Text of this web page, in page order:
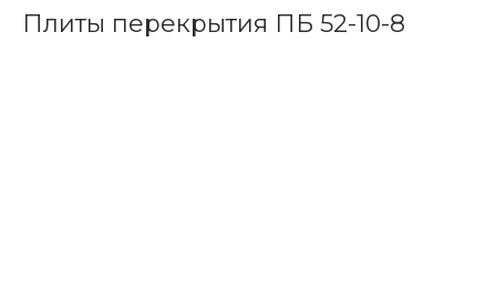
Плиты перекрытия ПБ 52-10-8